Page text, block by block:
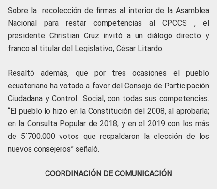
Sobre la recolección de firmas al interior de la Asamblea
Nacional para restar competencias al CPCCS , el
presidente Christian Cruz invitó a un diálogo directo y
franco al titular del Legislativo, César Litardo.
Resaltó además, que por tres ocasiones el pueblo
ecuatoriano ha votado a favor del Consejo de Participación
Ciudadana y Control Social, con todas sus competencias.
“El pueblo lo hizo en la Constitución del 2008, al aprobarla;
en la Consulta Popular de 2018; y en el 2019 con los más
de 5´700.000 votos que respaldaron la elección de los
nuevos consejeros” señaló.
COORDINACIÓN DE COMUNICACIÓN